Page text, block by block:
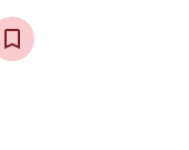
arrow_right